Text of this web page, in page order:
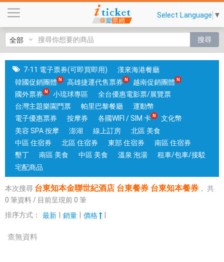
知
本
金
聯
世
紀
酒
店
台
東
餐
台
東
Select Language ▼
搜尋
7-11 電子票券(可即買即用)
漢來海港餐廳
韓國促銷團體
高雄捷運代售票券
越南促銷團體
國外票券
小琉球專區
全台優惠電影票/展覽票
台灣主題樂園門票
帕里巴黎餐廳
運動幣
電子優惠票券
按摩券 各國WIFI / SIM 卡
文化幣
美容 SPA 按摩
澎湖 線上訂房
北區 美食
中區 住宿券
北區 住宿券 東部 住宿券
南區 住宿券
墾丁
南區 美食 中區 美食 溫泉 泡湯
租車/包車/接駁
宅配商品
本次搜尋 台東知本金聯世紀酒店 台東餐券 台東知本餐券 ， 共
0 筆資料 / 目前呈現前0 筆
排序方式：
最新 銷量 價格
查無資料